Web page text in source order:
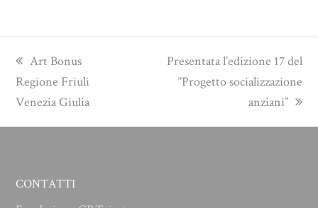
previous
post:
Art Bonus
Regione Friuli
Venezia Giulia
next
post:
Presentata l’edizione 17 del
“Progetto socializzazione
anziani”
CONTATTI